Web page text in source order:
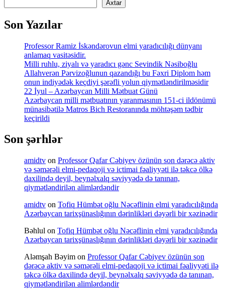
Axtar
Son Yazılar
Professor Ramiz İskəndərovun elmi yaradıcılığı dünyanı
anlamaq vasitəsidir.
Milli ruhlu, ziyalı və yaradıcı gənc Sevindik Nəsiboğlu
Allahverən Pərvizoğlunun qazandığı bu Fəxri Diplom həm
onun indiyədək keçdiyi şərəfli yolun qiymətləndirilməsidir
22 İyul – Azərbaycan Milli Mətbuat Günü
Azərbaycan milli mətbuatının yaranmasının 151-ci ildönümü
münasibətilə Matros Bich Restoranında möhtəşəm tədbir
keçirildi
Son şərhlər
amidtv on Professor Qafar Cəbiyev özünün son dərəcə aktiv
və səmərəli elmi-pedaqoji və ictimai fəaliyyəti ilə təkcə ölkə
daxilində deyil, beynəlxalq səviyyədə də tanınan,
qiymətləndirilən alimlərdəndir
amidtv on Tofiq Hümbət oğlu Nəcəflinin elmi yaradıcılığında
Azərbaycan tarixşünaslığının dərinlikləri dəyərli bir xəzinədir
Bəhlul on Tofiq Hümbət oğlu Nəcəflinin elmi yaradıcılığında
Azərbaycan tarixşünaslığının dərinlikləri dəyərli bir xəzinədir
Aləmşah Bəyim on Professor Qafar Cəbiyev özünün son
dərəcə aktiv və səmərəli elmi-pedaqoji və ictimai fəaliyyəti ilə
təkcə ölkə daxilində deyil, beynəlxalq səviyyədə də tanınan,
qiymətləndirilən alimlərdəndir